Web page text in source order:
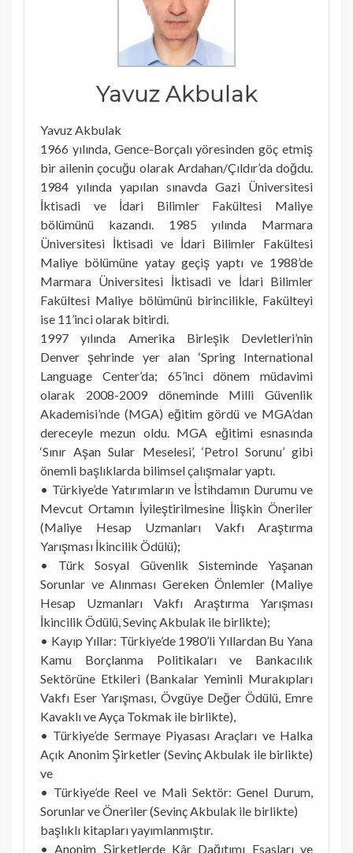
Yavuz Akbulak
Yavuz Akbulak
1966 yılında, Gence-Borçalı yöresinden göç etmiş
bir ailenin çocuğu olarak Ardahan/Çıldır’da doğdu.
1984 yılında yapılan sınavda Gazi Üniversitesi
İktisadi ve İdari Bilimler Fakültesi Maliye
bölümünü kazandı. 1985 yılında Marmara
Üniversitesi İktisadi ve İdari Bilimler Fakültesi
Maliye bölümüne yatay geçiş yaptı ve 1988’de
Marmara Üniversitesi İktisadi ve İdari Bilimler
Fakültesi Maliye bölümünü birincilikle, Fakülteyi
ise 11’inci olarak bitirdi.
1997 yılında Amerika Birleşik Devletleri’nin
Denver şehrinde yer alan ‘Spring International
Language Center’da; 65’inci dönem müdavimi
olarak 2008-2009 döneminde Milli Güvenlik
Akademisi’nde (MGA) eğitim gördü ve MGA’dan
dereceyle mezun oldu. MGA eğitimi esnasında
‘Sınır Aşan Sular Meselesi’, ‘Petrol Sorunu’ gibi
önemli başlıklarda bilimsel çalışmalar yaptı.
• Türkiye’de Yatırımların ve İstihdamın Durumu ve
Mevcut Ortamın İyileştirilmesine İlişkin Öneriler
(Maliye Hesap Uzmanları Vakfı Araştırma
Yarışması İkincilik Ödülü);
• Türk Sosyal Güvenlik Sisteminde Yaşanan
Sorunlar ve Alınması Gereken Önlemler (Maliye
Hesap Uzmanları Vakfı Araştırma Yarışması
İkincilik Ödülü, Sevinç Akbulak ile birlikte);
• Kayıp Yıllar: Türkiye’de 1980’li Yıllardan Bu Yana
Kamu Borçlanma Politikaları ve Bankacılık
Sektörüne Etkileri (Bankalar Yeminli Murakıpları
Vakfı Eser Yarışması, Övgüye Değer Ödülü, Emre
Kavaklı ve Ayça Tokmak ile birlikte),
• Türkiye’de Sermaye Piyasası Araçları ve Halka
Açık Anonim Şirketler (Sevinç Akbulak ile birlikte)
ve
• Türkiye’de Reel ve Mali Sektör: Genel Durum,
Sorunlar ve Öneriler (Sevinç Akbulak ile birlikte)
başlıklı kitapları yayımlanmıştır.
• Anonim Şirketlerde Kâr Dağıtımı Esasları ve